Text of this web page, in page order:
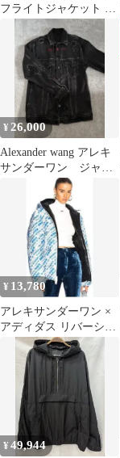
フライトジャケット ベ
ルト付き
¥ 26,000
Alexander wang アレキ
サンダーワン ジャケ
¥ 13,780
アレキサンダーワン ×
アディダス リバーシブ
ル ダウンジャケッ
ト 黒 総柄
¥49,944